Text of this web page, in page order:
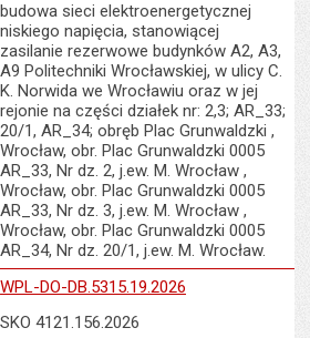
budowa sieci elektroenergetycznej
niskiego napięcia, stanowiącej
zasilanie rezerwowe budynków A2, A3,
A9 Politechniki Wrocławskiej, w ulicy C.
K. Norwida we Wrocławiu oraz w jej
rejonie na części działek nr: 2,3; AR_33;
20/1, AR_34; obręb Plac Grunwaldzki ,
Wrocław, obr. Plac Grunwaldzki 0005
AR_33, Nr dz. 2, j.ew. M. Wrocław ,
Wrocław, obr. Plac Grunwaldzki 0005
AR_33, Nr dz. 3, j.ew. M. Wrocław ,
Wrocław, obr. Plac Grunwaldzki 0005
AR_34, Nr dz. 20/1, j.ew. M. Wrocław.
WPL-DO-DB.5315.19.2026
SKO 4121.156.2026